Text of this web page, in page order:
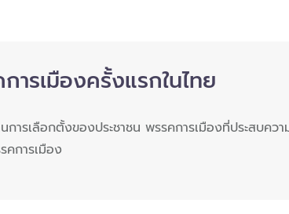
ารเมืองครั้งแรกในไทย
ารเลือกตั้งของประชาชน พรรคการเมืองที่ประสบค
คการเมือง